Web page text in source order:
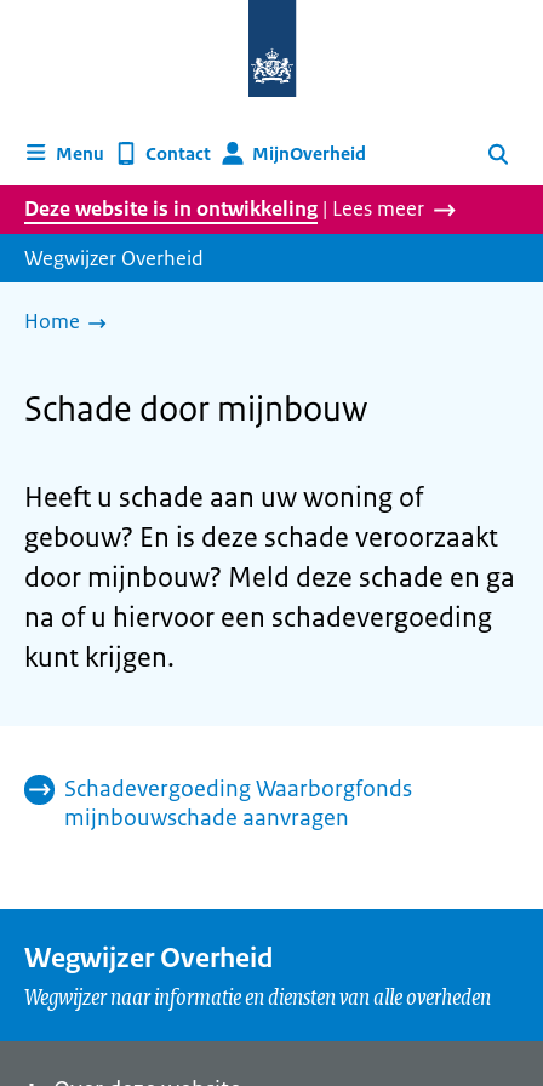
homepage
Menu Contact MijnOverheid Zoeken
Deze website is in ontwikkeling | Lees meer
Wegwijzer Overheid
Home
Schade door mijnbouw
Heeft u schade aan uw woning of
gebouw? En is deze schade veroorzaakt
door mijnbouw? Meld deze schade en ga
na of u hiervoor een schadevergoeding
kunt krijgen.
Schadevergoeding Waarborgfonds
mijnbouwschade aanvragen
Wegwijzer Overheid
Wegwijzer naar informatie en diensten van alle overheden